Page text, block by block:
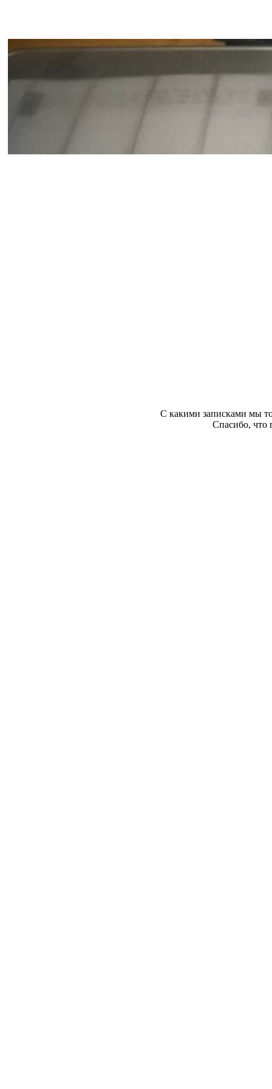
С какими записками мы
Спасибо, что